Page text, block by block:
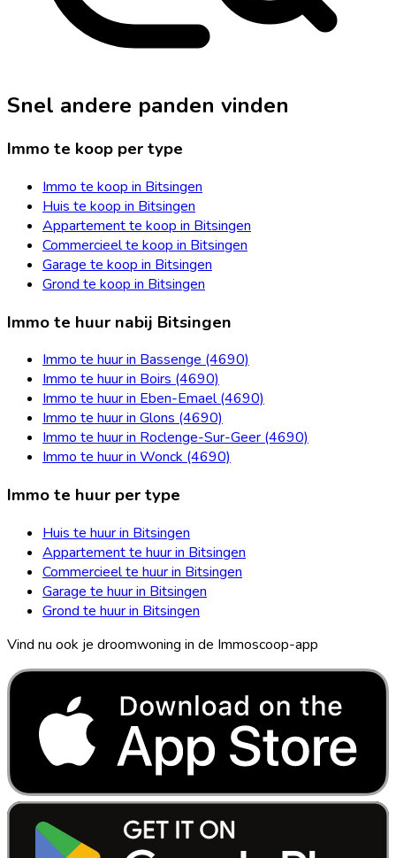
Snel andere panden vinden
Immo te koop per type
Immo te koop in Bitsingen
Huis te koop in Bitsingen
Appartement te koop in Bitsingen
Commercieel te koop in Bitsingen
Garage te koop in Bitsingen
Grond te koop in Bitsingen
Immo te huur nabij Bitsingen
Immo te huur in Bassenge (4690)
Immo te huur in Boirs (4690)
Immo te huur in Eben-Emael (4690)
Immo te huur in Glons (4690)
Immo te huur in Roclenge-Sur-Geer (4690)
Immo te huur in Wonck (4690)
Immo te huur per type
Huis te huur in Bitsingen
Appartement te huur in Bitsingen
Commercieel te huur in Bitsingen
Garage te huur in Bitsingen
Grond te huur in Bitsingen
Vind nu ook je droomwoning in de Immoscoop-app